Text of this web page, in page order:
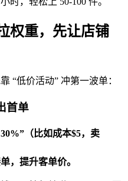
权重，先让店铺
“低价活动” 冲第一波单：
首单
（比如成本$5，卖
，提升客单价。